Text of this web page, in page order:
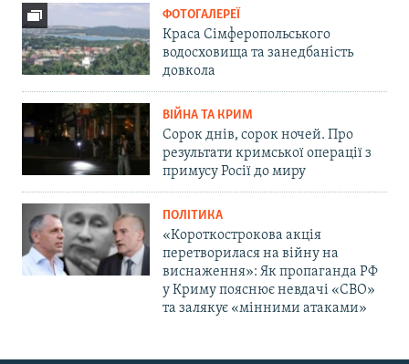
ФОТОГАЛЕРЕЇ
Краса Сімферопольського
водосховища та занедбаність
довкола
ВІЙНА ТА КРИМ
Сорок днів, сорок ночей. Про
результати кримської операції з
примусу Росії до миру
ПОЛІТИКА
«Короткострокова акція
перетворилася на війну на
виснаження»: Як пропаганда РФ
у Криму пояснює невдачі «СВО»
та залякує «мінними атаками»